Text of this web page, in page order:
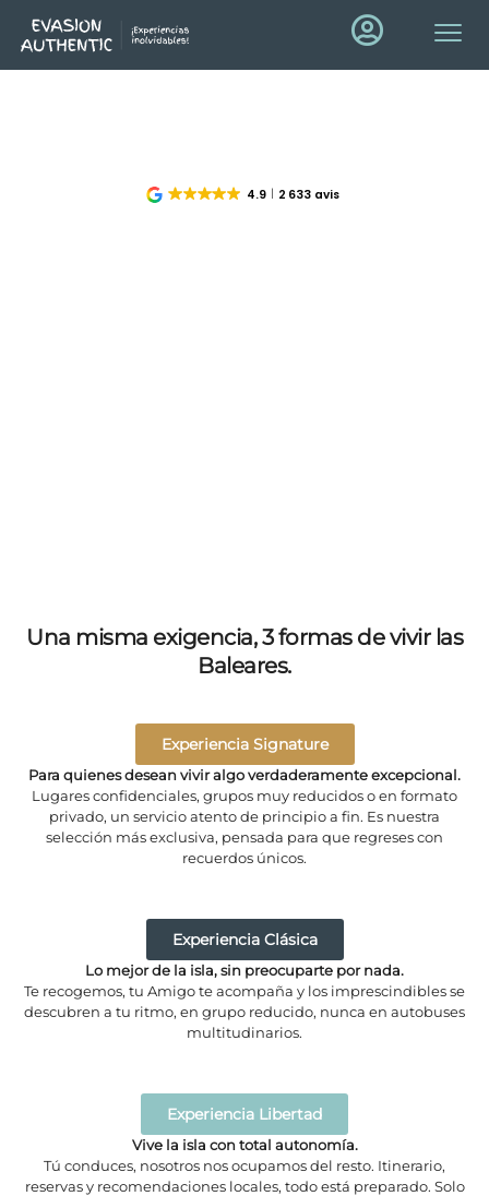
4.9 2 633 avis
Una misma exigencia, 3 formas de vivir las
Baleares.
Experiencia Signature
Para quienes desean vivir algo verdaderamente excepcional.
Lugares confidenciales, grupos muy reducidos o en formato
privado, un servicio atento de principio a fin. Es nuestra
selección más exclusiva, pensada para que regreses con
recuerdos únicos.
Experiencia Clásica
Lo mejor de la isla, sin preocuparte por nada.
Te recogemos, tu Amigo te acompaña y los imprescindibles se
descubren a tu ritmo, en grupo reducido, nunca en autobuses
multitudinarios.
Experiencia Libertad
Vive la isla con total autonomía.
Tú conduces, nosotros nos ocupamos del resto. Itinerario,
reservas y recomendaciones locales, todo está preparado. Solo